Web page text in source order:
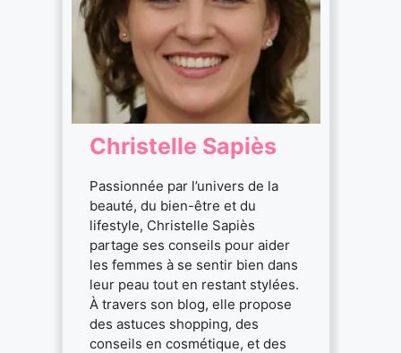
Christelle Sapiès
Passionnée par l’univers de la
beauté, du bien-être et du
lifestyle, Christelle Sapiès
partage ses conseils pour aider
les femmes à se sentir bien dans
leur peau tout en restant stylées.
À travers son blog, elle propose
des astuces shopping, des
conseils en cosmétique, et des